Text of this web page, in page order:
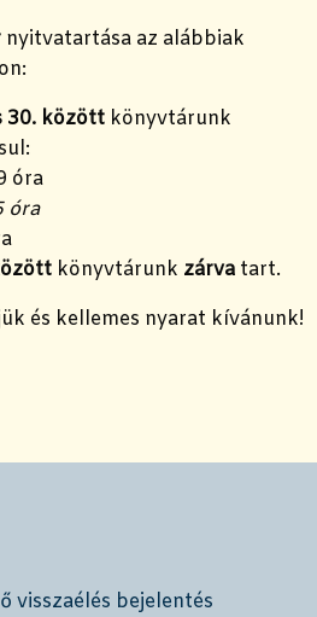
nyitvatartása az alábbiak
30. között könyvtárunk
óra
óra
könyvtárunk zárva tart.
és kellemes nyarat kívánunk!
visszaélés bejelentés